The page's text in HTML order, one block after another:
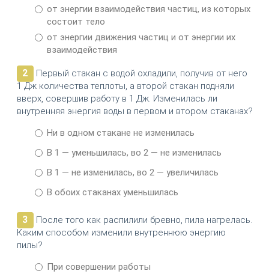
от энергии взаимодействия частиц, из которых
состоит тело
от энергии движения частиц и от энергии их
взаимодействия
2
Первый стакан с водой охладили, получив от него
1 Дж количества теплоты, а второй стакан подняли
вверх, совершив работу в 1 Дж. Изменилась ли
внутренняя энергия воды в первом и втором стаканах?
Ни в одном стакане не изменилась
В 1 — уменьшилась, во 2 — не изменилась
В 1 — не изменилась, во 2 — увеличилась
В обоих стаканах уменьшилась
3
После того как распилили бревно, пила нагрелась.
Каким способом изменили внутреннюю энергию
пилы?
При совершении работы